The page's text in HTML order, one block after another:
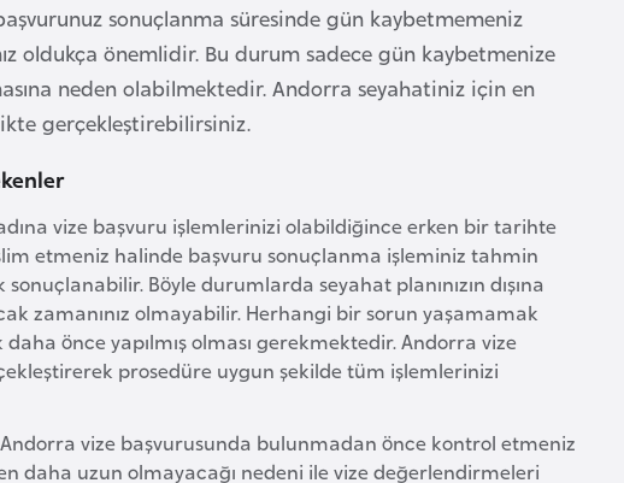
sonuçlanma süresinde gün kaybetmemeniz
oldukça önemlidir. Bu durum sadece gün kaybetmenize
neden olabilmektedir. Andorra seyahatiniz için en
gerçekleştirebilirsiniz.
vize başvuru işlemlerinizi olabildiğince erken bir tarihte
etmeniz halinde başvuru sonuçlanma işleminiz tahmin
Böyle durumlarda seyahat planınızın dışına
zamanınız olmayabilir. Herhangi bir sorun yaşamamak
önce yapılmış olması gerekmektedir. Andorra vize
prosedüre uygun şekilde tüm işlemlerinizi
vize başvurusunda bulunmadan önce kontrol etmeniz
daha uzun olmayacağı nedeni ile vize değerlendirmeleri